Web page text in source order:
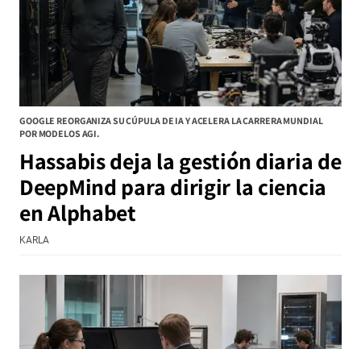
GOOGLE REORGANIZA SU CÚPULA DE IA Y ACELERA LA CARRERA MUNDIAL
POR MODELOS AGI.
Hassabis deja la gestión diaria de
DeepMind para dirigir la ciencia
en Alphabet
KARLA